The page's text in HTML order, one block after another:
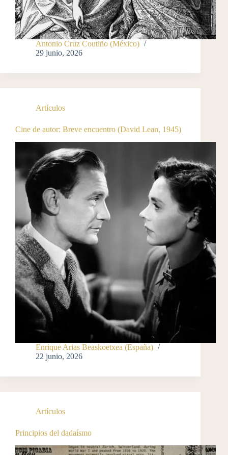
Antonio Cruz Coutiño (México)
29 junio, 2026
Artículos
Cine de autor: Breve encuentro (David Lean, 1945)
Enrique Arias Beaskoetxea (España)
22 junio, 2026
Artículos
Principios del dadaísmo